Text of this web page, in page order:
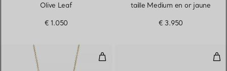
Olive Leaf
€ 1.050
taille Medium en or jaune
€ 3.950
Pendentif Bean en or jaune 18